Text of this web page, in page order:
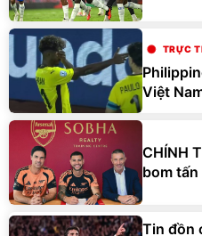
Việt
CHÍNH
bom tấn
Tin đồn